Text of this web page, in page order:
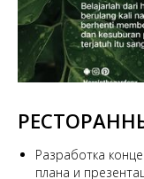
Разработка
плана и